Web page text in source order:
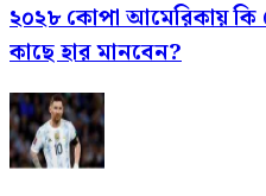
২০২৮ কোপা আমেরিকায় কি
কাছে হার মানবেন?